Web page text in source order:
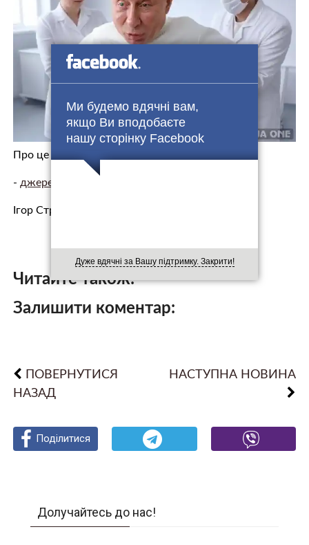
Ми будемо вдячні вам,
якщо Ви вподобаєте
нашу сторінку Facebook
Дуже вдячні за Вашу підтримку. Закрити!
Про цесвідчить дописСтрєлкова.
- джерело.
Ігор Стрєлков заявив, що «буферні зони» н…
Читайте також:
Залишити коментар:
ПОВЕРНУТИСЯ
НАЗАД
НАСТУПНА НОВИНА
Поділитися
Поділитися
Поділитися
Долучайтесь до нас!